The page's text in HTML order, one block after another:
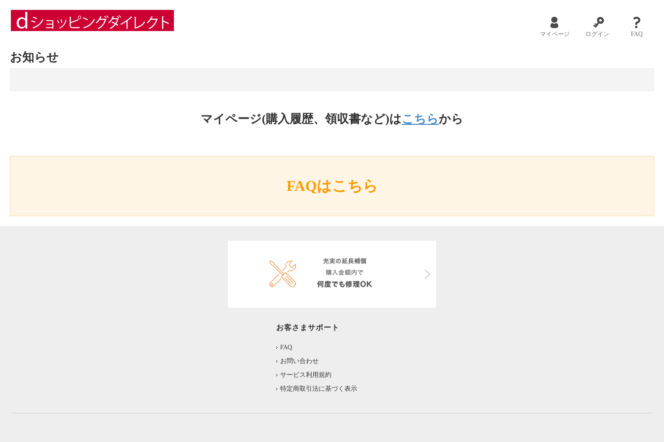
マイページ ログイン FAQ
お知らせ
マイページ(購入履歴、領収書など)はこちらから
FAQはこちら
お客さまサポート
FAQ
お問い合わせ
サービス利用規約
特定商取引法に基づく表示